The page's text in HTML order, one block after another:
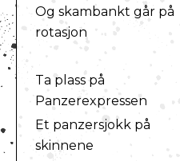
Og skambankt går på
rotasjon
Ta plass på
Panzerexpressen
Et panzersjokk på
skinnene